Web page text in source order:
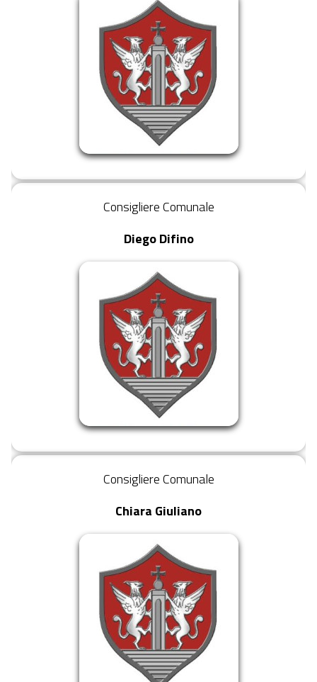
Consigliere Comunale
Diego Difino
Consigliere Comunale
Chiara Giuliano